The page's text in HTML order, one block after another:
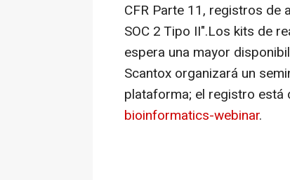
CFR Parte 11, registros
SOC 2 Tipo II".Los kits de
espera una mayor
Scantox organizará un
plataforma; el registro está
bioinformatics-webinar.